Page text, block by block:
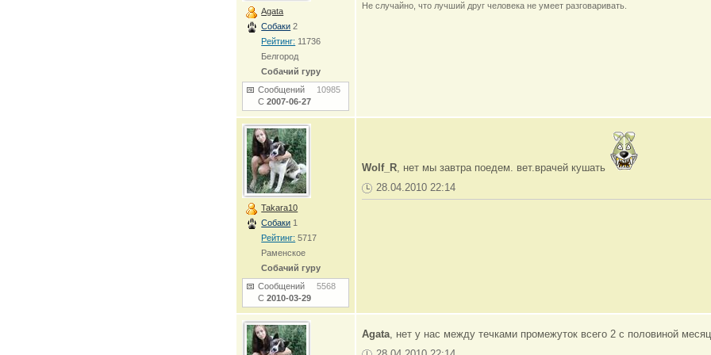
Agata
Собаки 2
Рейтинг: 11736
Белгород
Собачий гуру
Сообщений 10985
С2007-06-27
Не случайно, что лучший друг человека не умеет разговаривать.
Takara10
Собаки 1
Рейтинг: 5717
Раменское
Собачий гуру
Сообщений5568
С2010-03-29
Wolf_R, нет мы завтра поедем. вет.врачей кушать
28.04.2010 22:14
Agata, нет у нас между течками промежуток всего 2 с половиной